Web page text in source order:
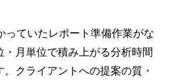
っていたレポート準備作業がな
・月単位で積み上がる分析時間
クライアントへの提案の質・